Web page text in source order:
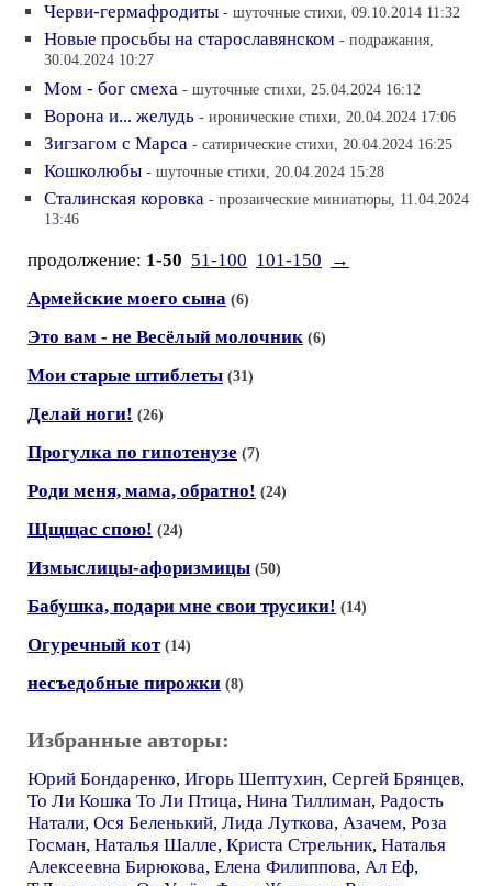
Черви-гермафродиты - шуточные стихи, 09.10.2014 11:32
Новые просьбы на старославянском - подражания,
30.04.2024 10:27
Мом - бог смеха - шуточные стихи, 25.04.2024 16:12
Ворона и... желудь - иронические стихи, 20.04.2024 17:06
Зигзагом с Марса - сатирические стихи, 20.04.2024 16:25
Кошколюбы - шуточные стихи, 20.04.2024 15:28
Сталинская коровка - прозаические миниатюры, 11.04.2024
13:46
продолжение: 1-50 51-100 101-150
→
Армейские моего сына (6)
Это вам - не Весёлый молочник (6)
Мои старые штиблеты (31)
Делай ноги! (26)
Прогулка по гипотенузе (7)
Роди меня, мама, обратно! (24)
Щщщас спою! (24)
Измыслицы-афоризмицы (50)
Бабушка, подари мне свои трусики! (14)
Огуречный кот (14)
несъедобные пирожки (8)
Избранные авторы:
Юрий Бондаренко, Игорь Шептухин, Сергей Брянцев,
То Ли Кошка То Ли Птица, Нина Тиллиман, Радость
Натали, Ося Беленький, Лида Луткова, Азачем, Роза
Госман, Наталья Шалле, Криста Стрельник, Наталья
Алексеевна Бирюкова, Елена Филиппова, Ал Еф,